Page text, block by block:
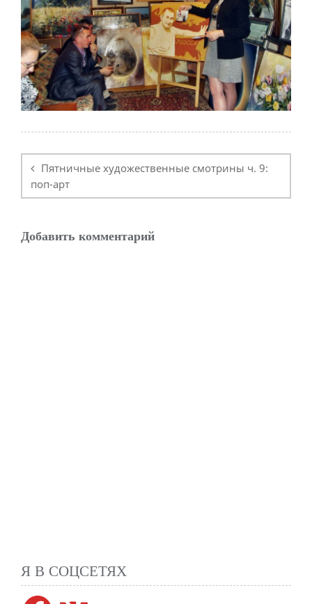
по
записям
Пятничные художественные смотрины ч. 9:
поп-арт
Добавить комментарий
Я В СОЦСЕТЯХ
Facebook